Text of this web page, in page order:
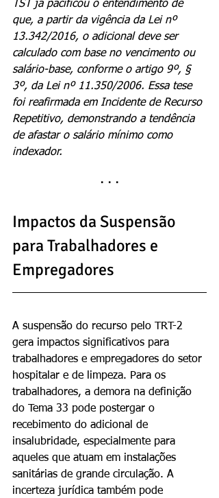
TST já pacificou o entendimento de
que, a partir da vigência da Lei nº
13.342/2016, o adicional deve ser
calculado com base no vencimento ou
salário-base, conforme o artigo 9º, §
3º, da Lei nº 11.350/2006. Essa tese
foi reafirmada em Incidente de Recurso
Repetitivo, demonstrando a tendência
de afastar o salário mínimo como
indexador.
· · ·
Impactos da Suspensão
para Trabalhadores e
Empregadores
A suspensão do recurso pelo TRT-2
gera impactos significativos para
trabalhadores e empregadores do setor
hospitalar e de limpeza. Para os
trabalhadores, a demora na definição
do Tema 33 pode postergar o
recebimento do adicional de
insalubridade, especialmente para
aqueles que atuam em instalações
sanitárias de grande circulação. A
incerteza jurídica também pode